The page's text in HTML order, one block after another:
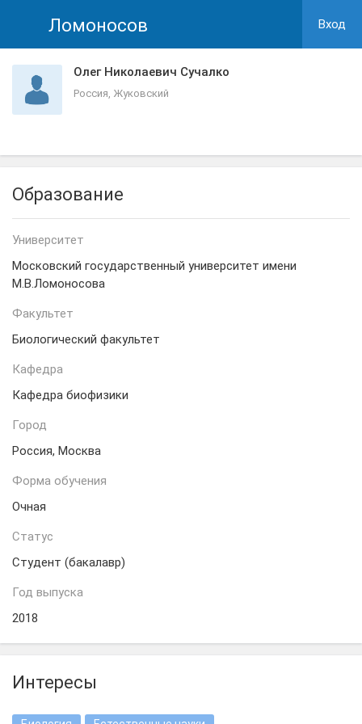
Ломоносов Вход
Олег Николаевич Сучалко
Россия, Жуковский
Образование
Университет
Московский государственный университет имени
М.В.Ломоносова
Факультет
Биологический факультет
Кафедра
Кафедра биофизики
Город
Россия, Москва
Форма обучения
Очная
Статус
Студент (бакалавр)
Год выпуска
2018
Интересы